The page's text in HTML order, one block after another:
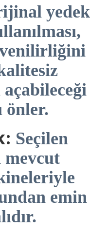
yedek
önler.
Seçilen
mevcut
emin